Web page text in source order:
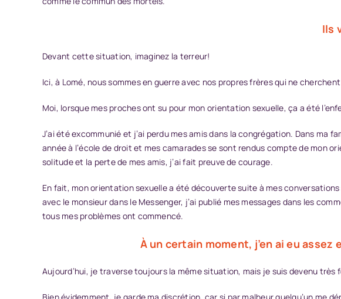
Ils
Devant cette situation, imaginez la terreur!
Ici, à Lomé, nous sommes en guerre avec nos propres frères qui ne
Moi, lorsque mes proches ont su pour mon orientation sexuelle, ça a été
J’ai été excommunié et j’ai perdu mes amis dans la congrégation. Dans ma
année à l’école de droit et mes camarades se sont rendus compte de mon
solitude et la perte de mes amis, j’ai fait preuve de courage.
En fait, mon orientation sexuelle a été découverte suite à mes
avec le monsieur dans le Messenger, j’ai publié mes messages dans les
tous mes problèmes ont commencé.
À un certain moment, j’en ai eu
Aujourd’hui, je traverse toujours la même situation, mais je suis devenu très
Bien évidemment, je garde ma discrétion, car si par malheur quelqu’un me